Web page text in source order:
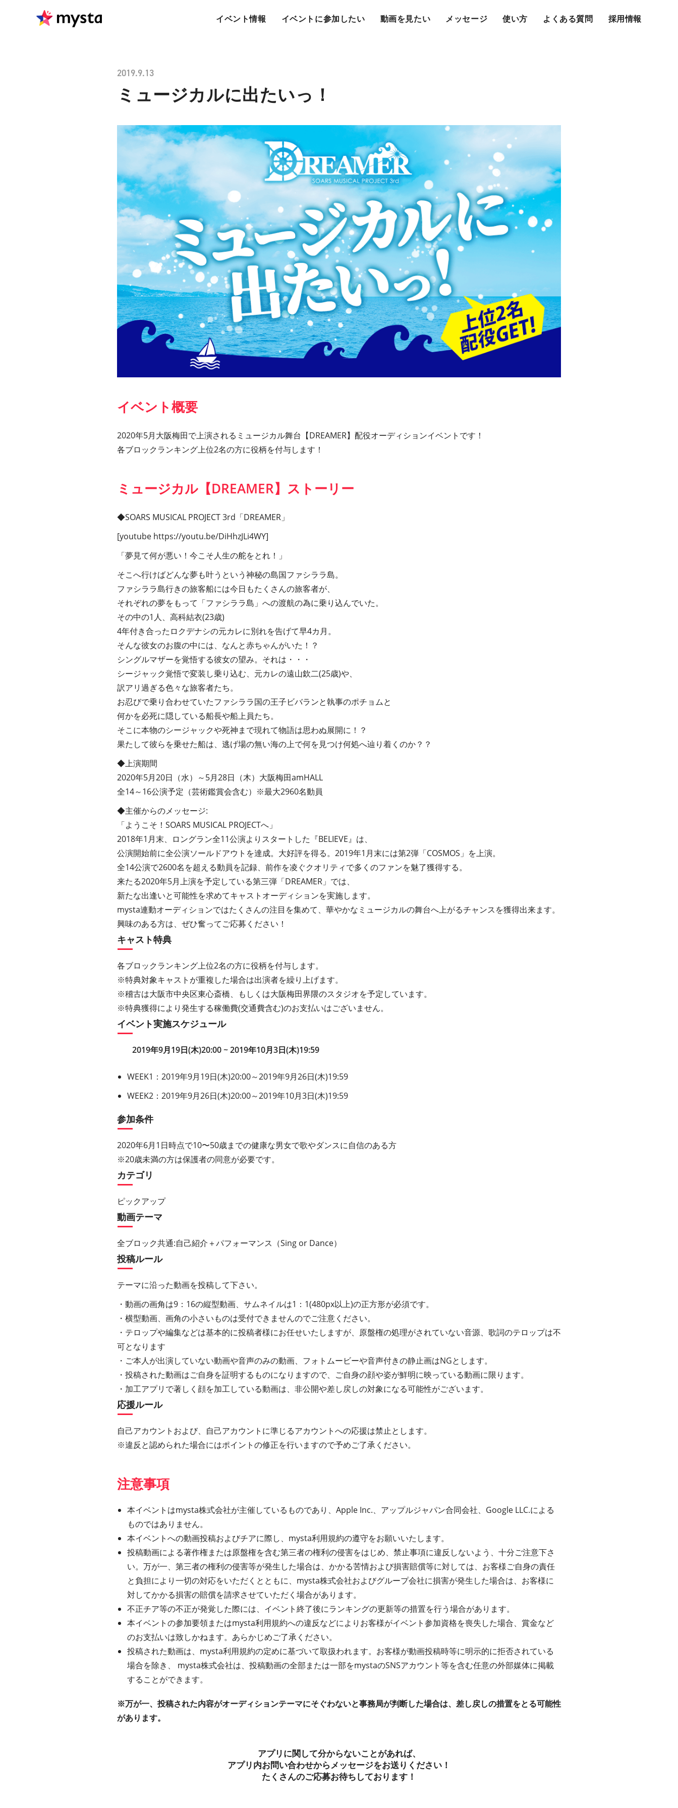
イベント情報 イベントに参加したい 動画を見たい メッセージ 使い方 よくある質問 採用情報
2019.9.13
ミュージカルに出たいっ！
イベント概要
2020年5月大阪梅田で上演されるミュージカル舞台【DREAMER】配役オーディションイベントです！
各ブロックランキング上位2名の方に役柄を付与します！
ミュージカル【DREAMER】ストーリー
◆SOARS MUSICAL PROJECT 3rd「DREAMER」
[youtube https://youtu.be/DiHhzJLi4WY]
「夢見て何が悪い！今こそ人生の舵をとれ！」
そこへ行けばどんな夢も叶うという神秘の島国ファシララ島。
ファシララ島行きの旅客船には今日もたくさんの旅客者が、
それぞれの夢をもって「ファシララ島」への渡航の為に乗り込んでいた。
その中の1人、高科結衣(23歳)
4年付き合ったロクデナシの元カレに別れを告げて早4カ月。
そんな彼女のお腹の中には、なんと赤ちゃんがいた！？
シングルマザーを覚悟する彼女の望み。それは・・・
シージャック覚悟で変装し乗り込む、元カレの遠山欽二(25歳)や、
訳アリ過ぎる色々な旅客者たち。
お忍びで乗り合わせていたファシララ国の王子ビバランと執事のポチョムと
何かを必死に隠している船⻑や船上員たち。
そこに本物のシージャックや死神まで現れて物語は思わぬ展開に！？
果たして彼らを乗せた船は、逃げ場の無い海の上で何を見つけ何処へ辿り着くのか？？
◆上演期間
2020年5月20日（水）～5月28日（木）大阪梅田amHALL
全14～16公演予定（芸術鑑賞会含む）※最大2960名動員
◆主催からのメッセージ:
「ようこそ！SOARS MUSICAL PROJECTへ」
2018年1月末、ロングラン全11公演よりスタートした『BELIEVE』は、
公演開始前に全公演ソールドアウトを達成。大好評を得る。2019年1月末には第2弾「COSMOS」を上演。
全14公演で2600名を超える動員を記録、前作を凌ぐクオリティで多くのファンを魅了獲得する。
来たる2020年5月上演を予定している第三弾「DREAMER」では、
新たな出逢いと可能性を求めてキャストオーディションを実施します。
mysta連動オーディションではたくさんの注目を集めて、華やかなミュージカルの舞台へ上がるチャンスを獲得出来ます。
興味のある方は、ぜひ奮ってご応募ください！
キャスト特典
各ブロックランキング上位2名の方に役柄を付与します。
※特典対象キャストが重複した場合は出演者を繰り上げます。
※稽古は大阪市中央区東心斎橋、もしくは大阪梅田界隈のスタジオを予定しています。
※特典獲得により発生する稼働費(交通費含む)のお支払いはございません。
イベント実施スケジュール
2019年9月19日(木)20:00 ~ 2019年10月3日(木)19:59
WEEK1 ： 2019年9月19日(木)20:00～2019年9月26日(木)19:59
WEEK2 ： 2019年9月26日(木)20:00～2019年10月3日(木)19:59
参加条件
2020年6月1日時点で10〜50歳までの健康な男女で歌やダンスに自信のある方
※20歳未満の方は保護者の同意が必要です。
カテゴリ
ピックアップ
動画テーマ
全ブロック共通:自己紹介＋パフォーマンス（Sing or Dance）
投稿ルール
テーマに沿った動画を投稿して下さい。
・動画の画角は9：16の縦型動画、サムネイルは1：1(480px以上)の正方形が必須です。
・横型動画、画角の小さいものは受付できませんのでご注意ください。
・テロップや編集などは基本的に投稿者様にお任せいたしますが、原盤権の処理がされていない音源、歌詞のテロップは不
可となります
・ご本人が出演していない動画や音声のみの動画、フォトムービーや音声付きの静止画はNGとします。
・投稿された動画はご自身を証明するものになりますので、ご自身の顔や姿が鮮明に映っている動画に限ります。
・加工アプリで著しく顔を加工している動画は、非公開や差し戻しの対象になる可能性がございます。
応援ルール
自己アカウントおよび、自己アカウントに準じるアカウントへの応援は禁止とします。
※違反と認められた場合にはポイントの修正を行いますので予めご了承ください。
注意事項
本イベントはmysta株式会社が主催しているものであり、Apple Inc.、アップルジャパン合同会社、Google LLC.による
ものではありません。
本イベントへの動画投稿およびチアに際し、mysta利用規約の遵守をお願いいたします。
投稿動画による著作権または原盤権を含む第三者の権利の侵害をはじめ、禁止事項に違反しないよう、十分ご注意下さ
い。万が一、第三者の権利の侵害等が発生した場合は、かかる苦情および損害賠償等に対しては、お客様ご自身の責任
と負担により一切の対応をいただくとともに、mysta株式会社およびグループ会社に損害が発生した場合は、お客様に
対してかかる損害の賠償を請求させていただく場合があります。
不正チア等の不正が発覚した際には、イベント終了後にランキングの更新等の措置を行う場合があります。
本イベントの参加要領またはmysta利用規約への違反などによりお客様がイベント参加資格を喪失した場合、賞金など
のお支払いは致しかねます。あらかじめご了承ください。
投稿された動画は、mysta利用規約の定めに基づいて取扱われます。お客様が動画投稿時等に明示的に拒否されている
場合を除き、 mysta株式会社は、投稿動画の全部または一部をmystaのSNSアカウント等を含む任意の外部媒体に掲載
することができます。
※万が一、投稿された内容がオーディションテーマにそぐわないと事務局が判断した場合は、差し戻しの措置をとる可能性
があります。
アプリに関して分からないことがあれば、
アプリ内お問い合わせからメッセージをお送りください！
たくさんのご応募お待ちしております！